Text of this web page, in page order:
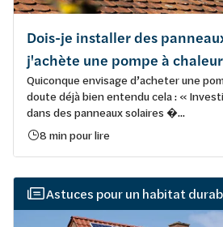
Dois-je installer des
j'achète une pompe à
Quiconque envisage d’acheter une
doute déjà bien entendu cela : «
dans des panneaux solaires �...
8 min pour lire
Astuces pour un habitat